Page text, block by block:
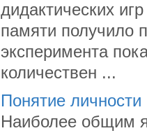
дидактических
памяти получило
эксперимента
количествен ...
Понятие личности
Наиболее общим